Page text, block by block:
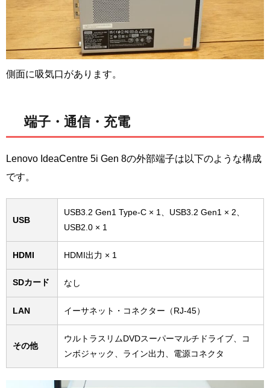
側面に吸気口があります。
端子・通信・充電
Lenovo IdeaCentre 5i Gen 8の外部端子は以下のような構成
です。
USB
USB3.2 Gen1 Type-C × 1、USB3.2 Gen1 × 2、
USB2.0 × 1
HDMI HDMI出力 × 1
SDカード なし
LAN イーサネット・コネクター（RJ-45）
その他
ウルトラスリムDVDスーパーマルチドライブ、コ
ンボジャック、ライン出力、電源コネクタ